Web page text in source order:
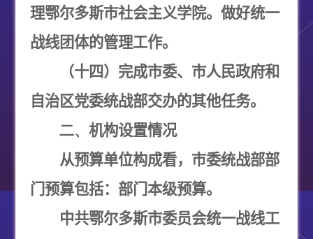
理鄂尔多斯市社会主义学院。做好统一
战线团体的管理工作。
（十四）完成市委、市人民政府和
自治区党委统战部交办的其他任务。
二、机构设置情况
从预算单位构成看，市委统战部部
门预算包括：部门本级预算。
中共鄂尔多斯市委员会统一战线工